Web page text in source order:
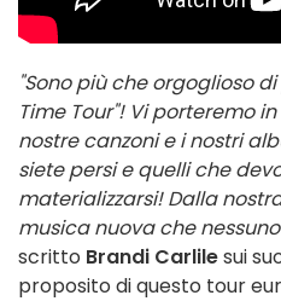
"Sono più che orgoglioso
Time Tour"! Vi porteremo
nostre canzoni e i nostri
siete persi e quelli che
materializzarsi! Dalla
musica nuova che
scritto Brandi Carlilesui
proposito di questo tour